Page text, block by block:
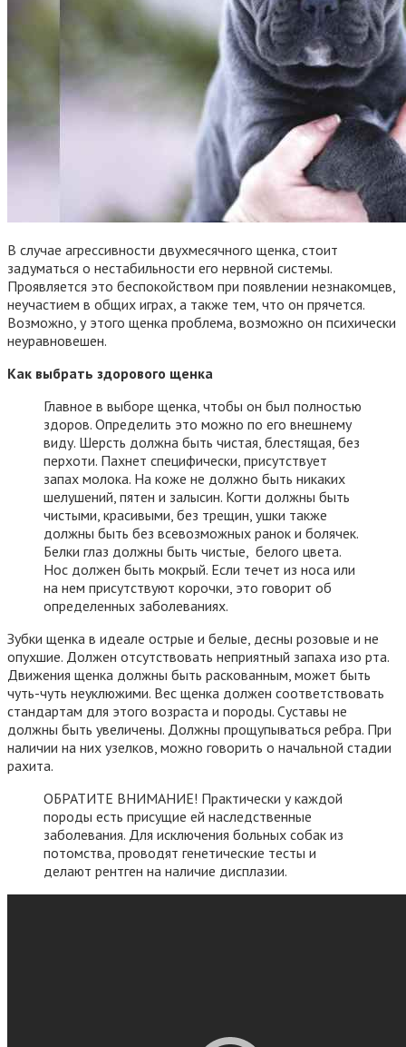
В случае агрессивности двухмесячного щенка, стоит
задуматься о нестабильности его нервной системы.
Проявляется это беспокойством при появлении незнакомцев,
неучастием в общих играх, а также тем, что он прячется.
Возможно, у этого щенка проблема, возможно он психически
неуравновешен.
Как выбрать здорового щенка
Главное в выборе щенка, чтобы он был полностью
здоров. Определить это можно по его внешнему
виду. Шерсть должна быть чистая, блестящая, без
перхоти. Пахнет специфически, присутствует
запах молока. На коже не должно быть никаких
шелушений, пятен и залысин. Когти должны быть
чистыми, красивыми, без трещин, ушки также
должны быть без всевозможных ранок и болячек.
Белки глаз должны быть чистые, белого цвета.
Нос должен быть мокрый. Если течет из носа или
на нем присутствуют корочки, это говорит об
определенных заболеваниях.
Зубки щенка в идеале острые и белые, десны розовые и не
опухшие. Должен отсутствовать неприятный запаха изо рта.
Движения щенка должны быть раскованным, может быть
чуть-чуть неуклюжими. Вес щенка должен соответствовать
стандартам для этого возраста и породы. Суставы не
должны быть увеличены. Должны прощупываться ребра. При
наличии на них узелков, можно говорить о начальной стадии
рахита.
ОБРАТИТЕ ВНИМАНИЕ! Практически у каждой
породы есть присущие ей наследственные
заболевания. Для исключения больных собак из
потомства, проводят генетические тесты и
делают рентген на наличие дисплазии.